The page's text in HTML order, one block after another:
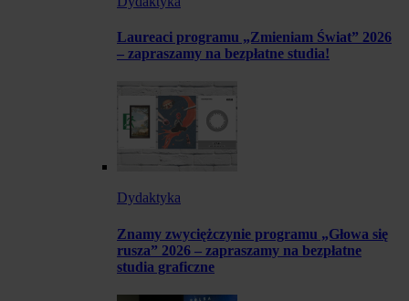
Laureaci programu „Zmieniam Świat” 2026
– zapraszamy na bezpłatne studia!
Dydaktyka
Znamy zwyciężczynie programu „Głowa się
rusza” 2026 – zapraszamy na bezpłatne
studia graficzne